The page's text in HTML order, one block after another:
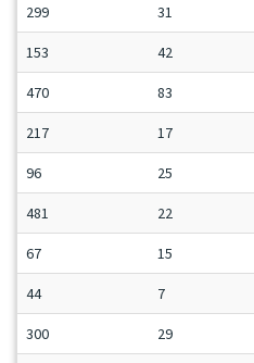
299 31
153 42
470 83
217 17
96 25
481 22
67 15
44 7
300 29